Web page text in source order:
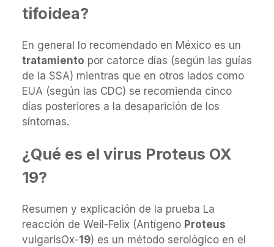
tifoidea?
En general lo recomendado en México es un
tratamiento por catorce días (según las guías
de la SSA) mientras que en otros lados como
EUA (según las CDC) se recomienda cinco
días posteriores a la desaparición de los
síntomas.
¿Qué es el virus Proteus OX
19?
Resumen y explicación de la prueba La
reacción de Weil-Felix (Antígeno Proteus
vulgarisOx-19) es un método serológico en el